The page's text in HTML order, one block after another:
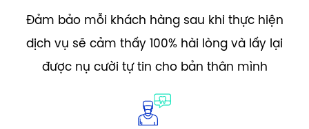
Đảm bảo mỗi khách hàng sau khi thực hiện
dịch vụ sẽ cảm thấy 100% hài lòng và lấy lại
được nụ cười tự tin cho bản thân mình